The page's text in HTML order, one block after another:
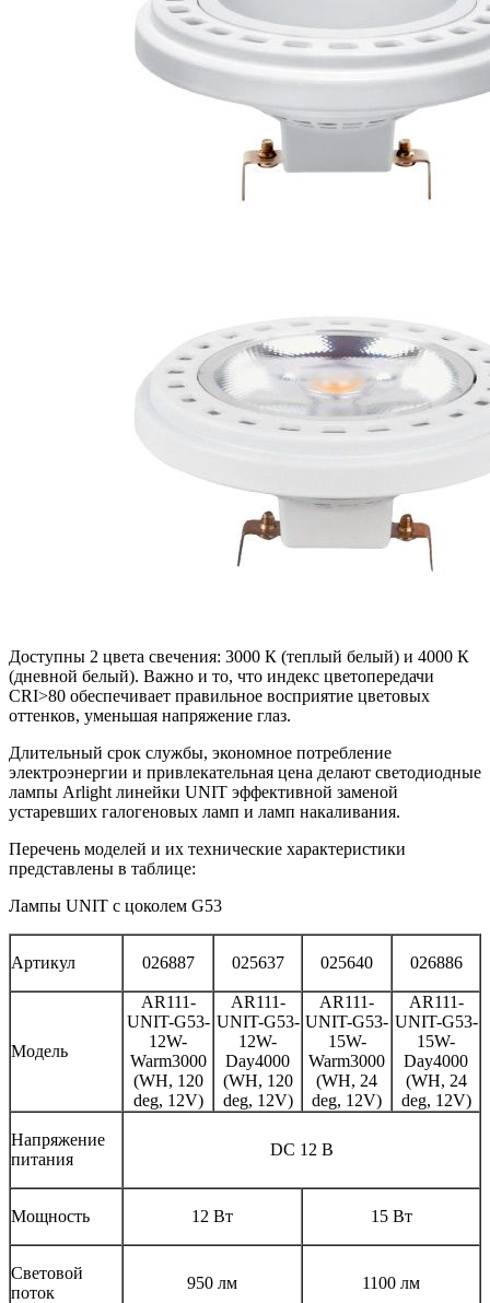
Доступны 2 цвета свечения: 3000 К (теплый белый) и 4000 К
(дневной белый). Важно и то, что индекс цветопередачи
CRI>80 обеспечивает правильное восприятие цветовых
оттенков, уменьшая напряжение глаз.
Длительный срок службы, экономное потребление
электроэнергии и привлекательная цена делают светодиодные
лампы Arlight линейки UNIT эффективной заменой
устаревших галогеновых ламп и ламп накаливания.
Перечень моделей и их технические характеристики
представлены в таблице:
Лампы UNIT с цоколем G53
Артикул 026887 025637 025640 026886
Модель
AR111-
UNIT-G53-
12W-
Warm3000
(WH, 120
deg, 12V)
AR111-
UNIT-G53-
12W-
Day4000
(WH, 120
deg, 12V)
AR111-
UNIT-G53-
15W-
Warm3000
(WH, 24
deg, 12V)
AR111-
UNIT-G53-
15W-
Day4000
(WH, 24
deg, 12V)
Напряжение
питания
DC 12 В
Мощность 12 Вт 15 Вт
Световой
поток
950 лм 1100 лм